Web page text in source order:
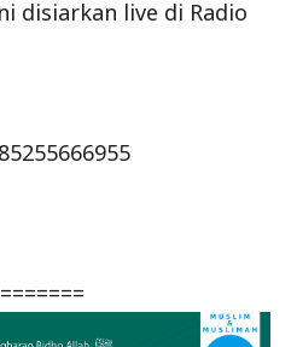
disiarkan live di Radio